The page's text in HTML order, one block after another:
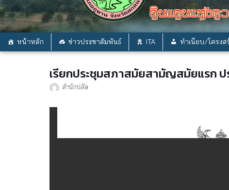
หน้าหลัก ข่าวประชาสัมพันธ์ ITA ทำเนียบ/โครงส
เรียกประชุมสภาสมัยสามัญสมัยแรก ป
สำนักปลัด